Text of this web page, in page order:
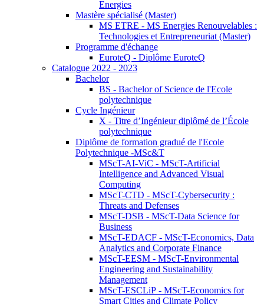
Energies
Mastère spécialisé (Master)
MS ETRE - MS Energies Renouvelables :
Technologies et Entrepreneuriat (Master)
Programme d'échange
EuroteQ - Diplôme EuroteQ
Catalogue 2022 - 2023
Bachelor
BS - Bachelor of Science de l'Ecole
polytechnique
Cycle Ingénieur
X - Titre d’Ingénieur diplômé de l’École
polytechnique
Diplôme de formation gradué de l'Ecole
Polytechnique -MSc&T
MScT-AI-ViC - MScT-Artificial
Intelligence and Advanced Visual
Computing
MScT-CTD - MScT-Cybersecurity :
Threats and Defenses
MScT-DSB - MScT-Data Science for
Business
MScT-EDACF - MScT-Economics, Data
Analytics and Corporate Finance
MScT-EESM - MScT-Environmental
Engineering and Sustainability
Management
MScT-ESCLiP - MScT-Economics for
Smart Cities and Climate Policy